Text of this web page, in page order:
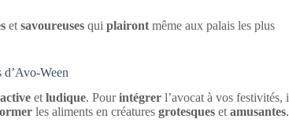
et savoureuses qui plairont même aux palais les plus
d’Avo-Ween
et ludique. Pourintégrer l’avocat à vos festivités,
les aliments en créatures grotesques et amusantes.